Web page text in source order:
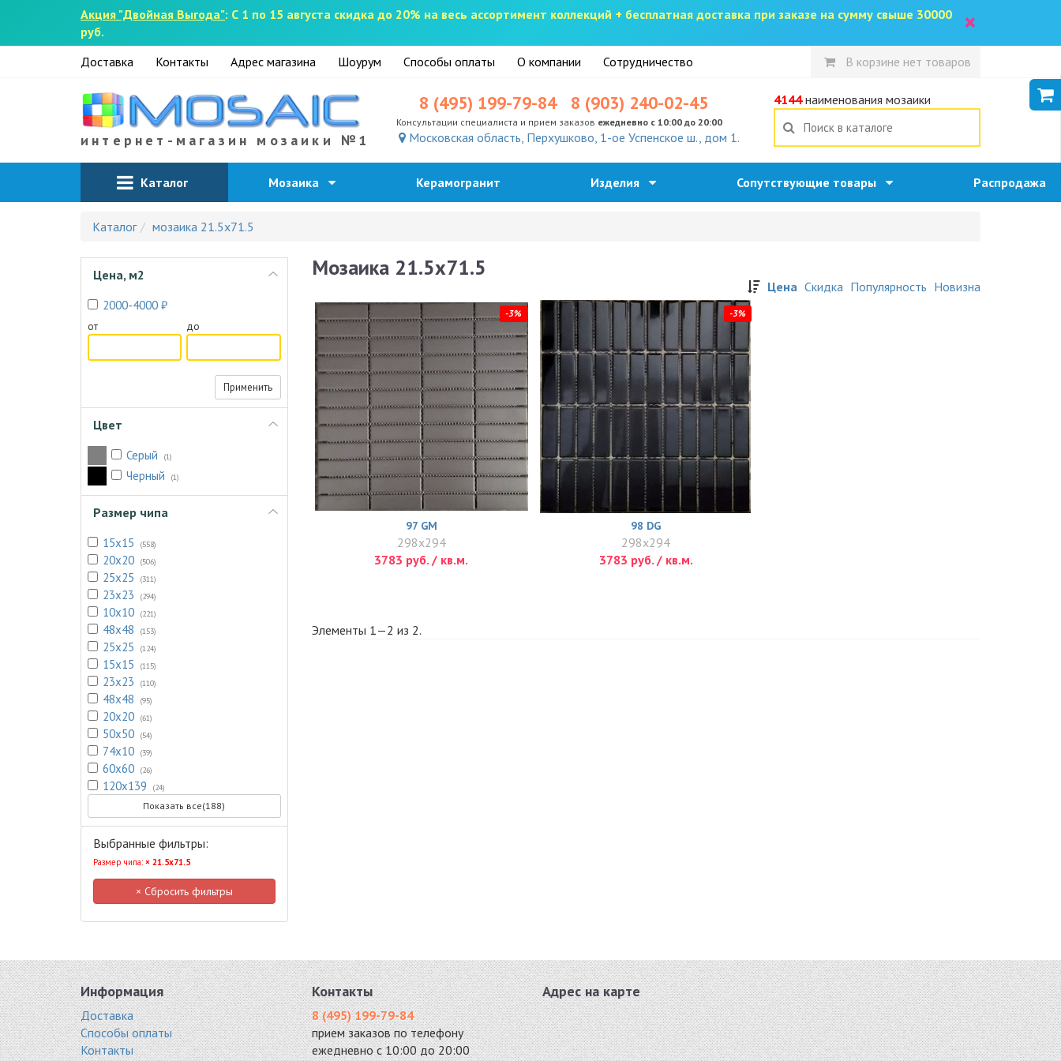
Акция "Двойная Выгода": С 1 по 15 августа скидка до 20% на весь ассортимент коллекций + бесплатная доставка при заказе на сумму свыше 30000
руб.
×
Доставка Контакты Адрес магазина Шоурум Способы оплаты О компании Сотрудничество В корзине нет товаров
интернет-магазин мозаики №1
8 (495) 199-79-84 8 (903) 240-02-45
Консультации специалиста и прием заказов ежедневно с 10:00 до 20:00
Московская область, Перхушково, 1-ое Успенское ш., дом 1.
4144наименования мозаики
Каталог Мозаика Керамогранит Изделия Сопутствующие товары Распродажа
Каталог мозаика 21.5х71.5
Цена, м2
2000-4000 ₽
от до
Применить
Цвет
Серый (1)
Черный (1)
Размер чипа
15x15 (558)
20x20 (506)
25x25 (311)
23x23 (294)
10x10 (221)
48x48 (153)
25х25 (124)
15х15 (115)
23х23 (110)
48х48 (95)
20х20 (61)
50x50 (54)
74х10 (39)
60x60 (26)
120x139 (24)
Показать все(188)
Выбранные фильтры:
Размер чипа:× 21.5х71.5
× Сбросить фильтры
Мозаика 21.5х71.5
Цена Скидка Популярность Новизна
-3%
97 GM
298x294
3783 руб. / кв.м.
-3%
98 DG
298x294
3783 руб. / кв.м.
Элементы 1—2 из 2.
Информация
Доставка
Способы оплаты
Контакты
Контакты
8 (495) 199-79-84
прием заказов по телефону
ежедневно с 10:00 до 20:00
Адрес на карте